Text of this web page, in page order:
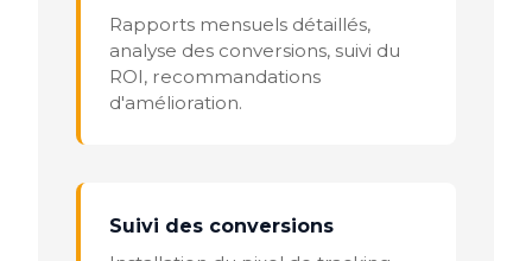
Rapports mensuels détaillés,
analyse des conversions, suivi du
ROI, recommandations
d'amélioration.
Suivi des conversions